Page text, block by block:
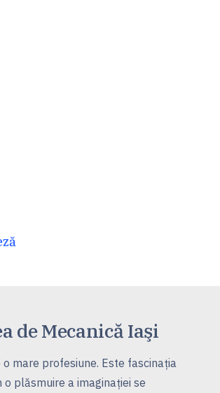
de Mecanică Iaşi
mare profesiune. Este fascinaţia
o plăsmuire a imaginaţiei se